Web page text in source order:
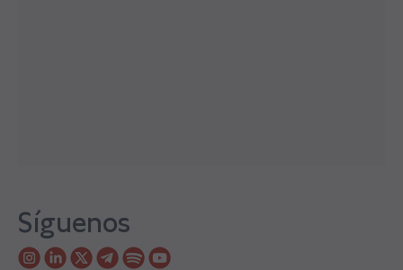
Síguenos